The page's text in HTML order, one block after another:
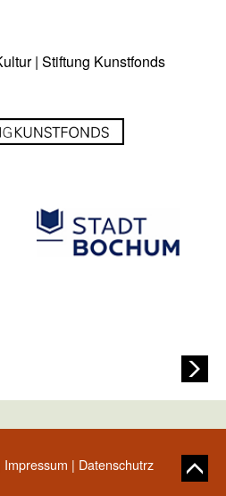
| Stiftung Kunstfonds
Impressum | Datenschutrz